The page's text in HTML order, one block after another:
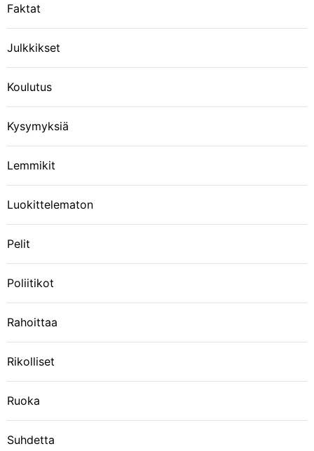
Faktat
Julkkikset
Koulutus
Kysymyksiä
Lemmikit
Luokittelematon
Pelit
Poliitikot
Rahoittaa
Rikolliset
Ruoka
Suhdetta